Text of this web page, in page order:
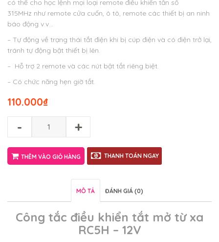
có thể cho học lệnh mọi loại remote điều khiển tần số
315MHz như remote cửa cuốn, ô tô, remote các thiết bị an ninh
báo động v.v…
– Tự động về trạng thái tắt điện khi bị cúp điện và có điện trở lại,
tránh tự động bật thiết bị lên.
– Hỗ trợ 2 remote và các nút bật tắt riêng biệt.
– Có chức năng hẹn giờ tắt.
₫
110.000
- +
THÊM VÀO GIỎ HÀNG THANH TOÁN NGAY
MÔ TẢ ĐÁNH GIÁ (0)
Công tắc điều khiển tắt mở từ xa
RC5H – 12V